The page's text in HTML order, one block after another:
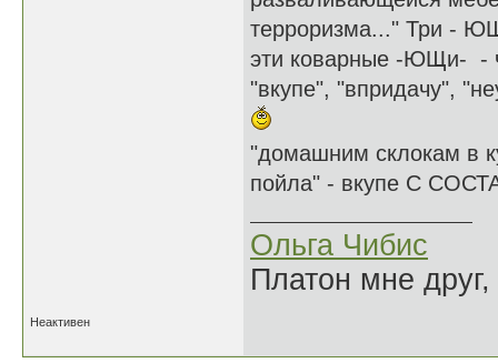
терроризма..." Три -
эти коварные -ЮЩи- -
"вкупе", "впридачу",
"домашним склокам в
пойла" - вкупе С
Ольга Чибис
Платон мне
Неактивен